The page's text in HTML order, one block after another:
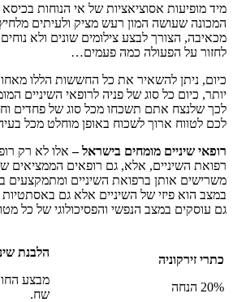
מיד מופיעות אסוציאציות של אי הנוחות
המכונה שעושה המון רעש מציק ולעיתים
מכאיבה, הצורך לבצע צילומים שונים ולא
לחזור על הפעולה כמה פעמים…
כיום, ניתן להשאיר את כל החששות הללו
יותר, כיום כל סוג של פניה לרופאי השיניים
לכך שלנצח אתם תשכחו מכל סוג של פחדים
לכם לטווח ארוך לשכוח באופן מוחלט מכל
רופאי שיניים מומחים בישראל – אלו לא רק
רפואת השיניים, אלא, גם רופאים הממציאים
משרישים אותן ברפואת השיניים
במצב הוא פיזי של השיניים אלא גם
גם עוסקים במצב הנפשי והפסיכולוגי של כל
כתרי זירקוניה
20% הנחה
הלבנת
שח.